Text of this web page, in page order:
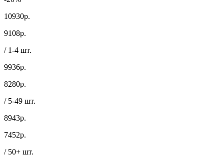
10930р.
9108р.
/ 1-4 шт.
9936р.
8280р.
/ 5-49 шт.
8943р.
7452р.
/ 50+ шт.